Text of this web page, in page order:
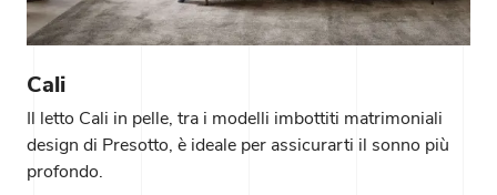
Cali
Il letto Cali in pelle, tra i modelli imbottiti matrimoniali
design di Presotto, è ideale per assicurarti il sonno più
profondo.